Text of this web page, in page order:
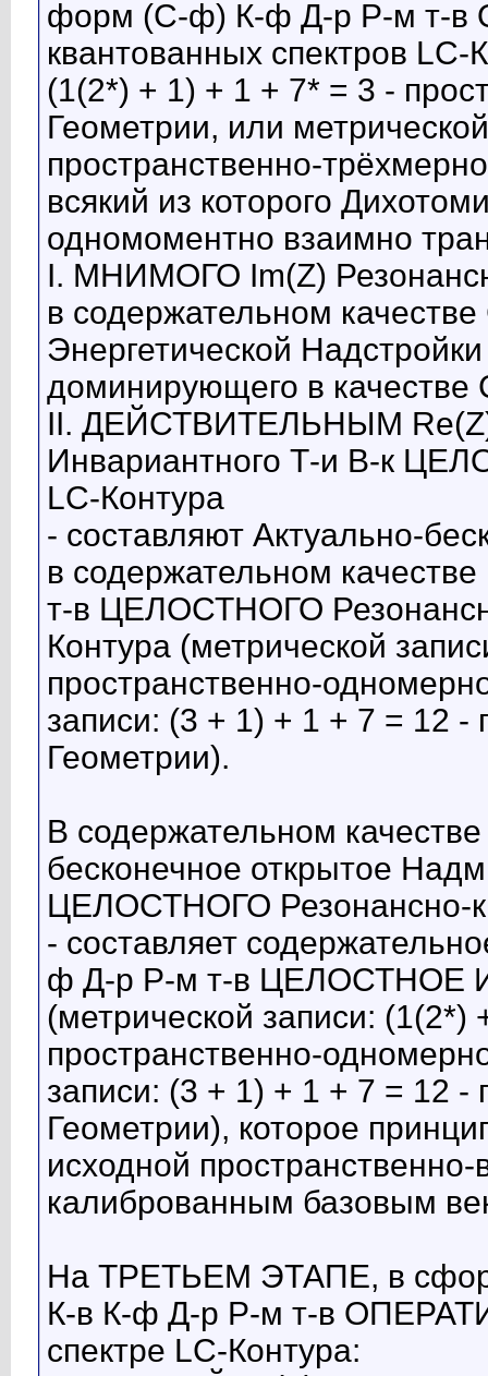
форм (С-ф) К-ф Д-р Р-м т-в
квантованных спектров LC-
(1(2*) + 1) + 1 + 7* = 3 -
Геометрии, или
пространственно-
всякий из которого
одномоментно взаимно
I. МНИМОГО Im(Z)
в содержательном
Энергетической
доминирующего в качестве
II. ДЕЙСТВИТЕЛЬНЫМ Re(Z)
Инвариантного Т-и В-к
LC-Контура
- составляют Актуально-
в содержательном
т-в ЦЕЛОСТНОГО
Контура (метрической
пространственно-
записи: (3 + 1) + 1 + 7 = 12 -
Геометрии).
В содержательном
бесконечное открытое
ЦЕЛОСТНОГО Резонансно-
- составляет
ф Д-р Р-м т-в ЦЕЛОСТНОЕ
(метрической записи: (1(2*)
пространственно-
записи: (3 + 1) + 1 + 7 = 12 -
Геометрии), которое
исходной
калиброванным базовым
На ТРЕТЬЕМ ЭТАПЕ, в
К-в К-ф Д-р Р-м т-в
спектре LC-Контура: